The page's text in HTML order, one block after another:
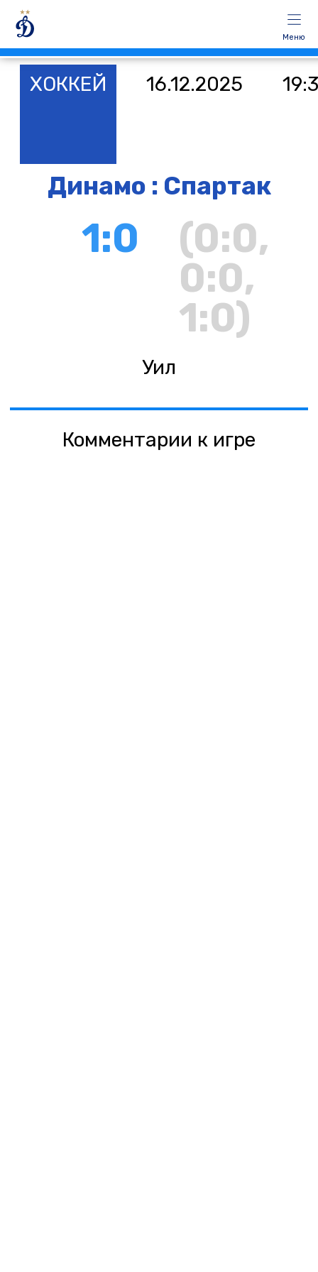
Меню
ХОККЕЙ 16.12.2025
Динамо : Спартак
1:0
(0:0,
0:0,
1:0)
Уил
Комментарии к игре